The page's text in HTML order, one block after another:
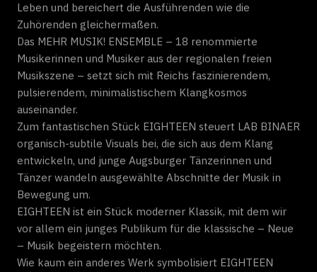
Leben und bereichert die Ausführenden wie die
Zuhörenden gleichermaßen.
Das MEHR MUSIK! ENSEMBLE – 18 renommierte
Musikerinnen und Musiker aus der regionalen freien
Musikszene – setzt sich mit Reichs faszinierendem,
pulsierendem, minimalistischem Klangkosmos
auseinander.
Zum fantastischen Stück EIGHTEEN steuert LAB BINAER
organisch-subtile Visuals bei, die sich aus dem Klang
entwickeln, und junge Augsburger Tänzerinnen und
Tänzer wandeln ausgewählte Abschnitte der Musik in
Bewegung um.
EIGHTEEN ist ein Stück moderner Klassik, mit dem wir
vor allem ein junges Publikum für die klassische – Neue
– Musik begeistern möchten.
Wie kaum ein anderes Werk symbolisiert EIGHTEEN